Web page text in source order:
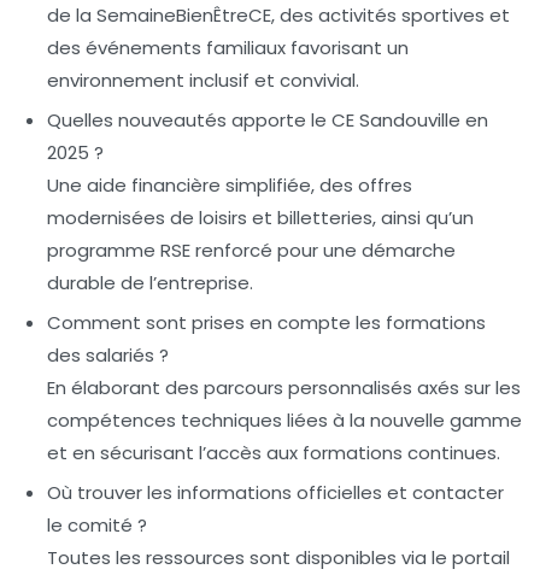
de la SemaineBienÊtreCE, des activités sportives et
des événements familiaux favorisant un
environnement inclusif et convivial.
Quelles nouveautés apporte le CE Sandouville en
2025 ?
Une aide financière simplifiée, des offres
modernisées de loisirs et billetteries, ainsi qu’un
programme RSE renforcé pour une démarche
durable de l’entreprise.
Comment sont prises en compte les formations
des salariés ?
En élaborant des parcours personnalisés axés sur les
compétences techniques liées à la nouvelle gamme
et en sécurisant l’accès aux formations continues.
Où trouver les informations officielles et contacter
le comité ?
Toutes les ressources sont disponibles via le portail